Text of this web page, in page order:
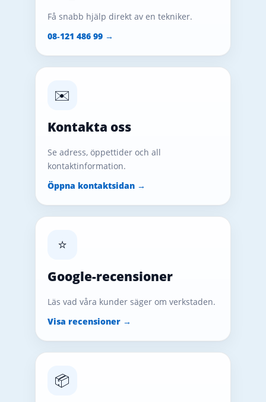
Få snabb hjälp direkt av en tekniker.
08‑121 486 99 →
✉️
Kontakta oss
Se adress, öppettider och all
kontaktinformation.
Öppna kontaktsidan →
⭐
Google-recensioner
Läs vad våra kunder säger om verkstaden.
Visa recensioner →
📦